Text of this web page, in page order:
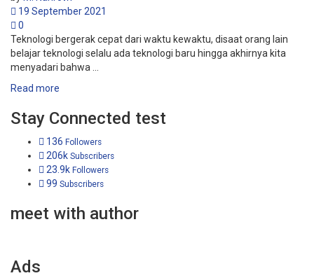
19 September 2021
0
Teknologi bergerak cepat dari waktu kewaktu, disaat orang lain
belajar teknologi selalu ada teknologi baru hingga akhirnya kita
menyadari bahwa ...
Read more
Stay Connected test
136 Followers
206k Subscribers
23.9k Followers
99 Subscribers
meet with author
Ads